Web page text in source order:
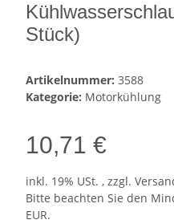
Stück)
Artikelnummer: 3588
Kategorie: Motorkühlung
10,71 €
inkl. 19% USt. , zzgl.
Bitte beachten Sie den
EUR.